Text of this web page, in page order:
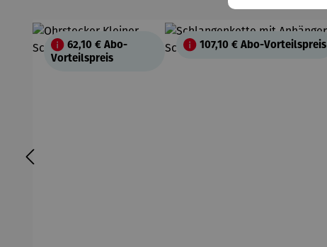
62,10 € Abo-
Vorteilspreis
107,10 €Abo-Vorteilspreis